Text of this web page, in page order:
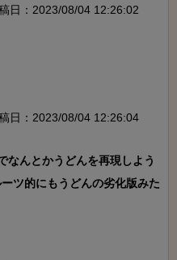
日：2023/08/04 12:26:02
日：2023/08/04 12:26:04
なんとかうどんを再現しよう
ツ的にもうどんの劣化版みた